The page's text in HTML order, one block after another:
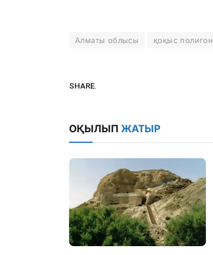
Алматы облысы қоқыс
SHARE.
ОҚЫЛЫП ЖАТЫР